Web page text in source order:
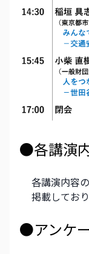
●各講演
各講演内容
掲載しており
●アンケ